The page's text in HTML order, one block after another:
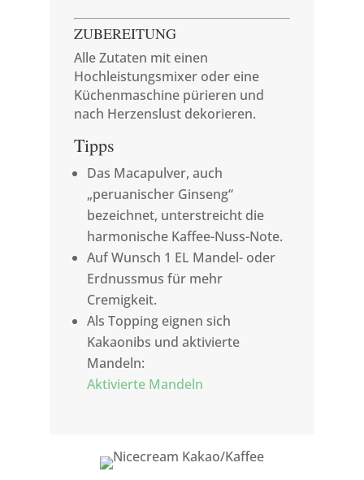
ZUBEREITUNG
Alle Zutaten mit einen
Hochleistungsmixer oder eine
Küchenmaschine pürieren und
nach Herzenslust dekorieren.
Tipps
Das Macapulver, auch
„peruanischer Ginseng“
bezeichnet, unterstreicht die
harmonische Kaffee-Nuss-Note.
Auf Wunsch 1 EL Mandel- oder
Erdnussmus für mehr
Cremigkeit.
Als Topping eignen sich
Kakaonibs und aktivierte
Mandeln:
Aktivierte Mandeln